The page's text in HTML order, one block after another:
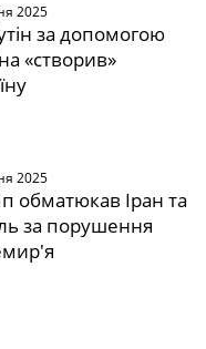
2025
за допомогою
«створив»
2025
обматюкав Іран та
за порушення